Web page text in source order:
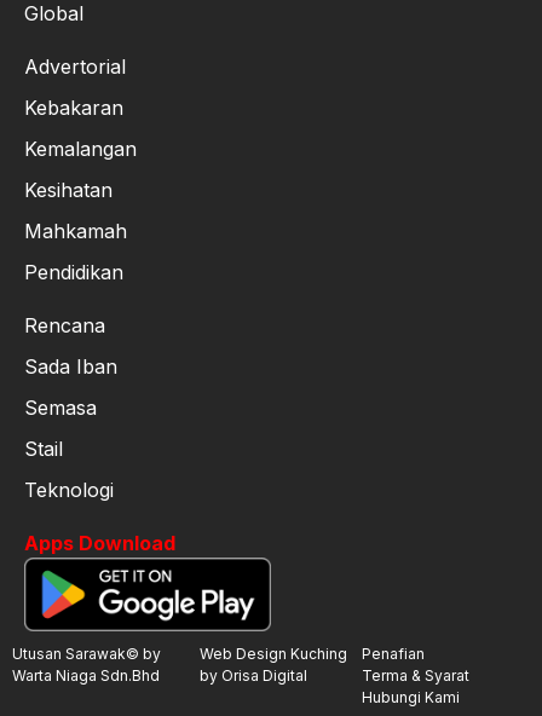
Global
Advertorial
Kebakaran
Kemalangan
Kesihatan
Mahkamah
Pendidikan
Rencana
Sada Iban
Semasa
Stail
Teknologi
Apps Download
Utusan Sarawak© by
Warta Niaga Sdn.Bhd
Web Design Kuching
by Orisa Digital
Penafian
Terma & Syarat
Hubungi Kami